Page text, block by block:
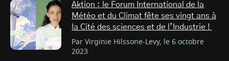
Aktion : le Forum International de la
Météo et du Climat fête ses vingt ans à
la Cité des sciences et de l’Industrie !
Par Virginie Hilssone-Levy, le 6 octobre
2023